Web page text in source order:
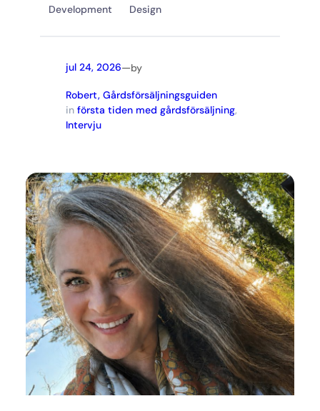
Development Design
jul 24, 2026—by
Robert, Gårdsförsäljningsguiden
in första tiden med gårdsförsäljning
Intervju